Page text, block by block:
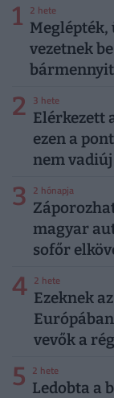
1 2 hete
vezetnek
2 3 hete
Elérkezett
ezen a
nem
3 2 hónapja
magyar
sofőr
4 2 hete
Ezeknek
vevők a
5 2 hete
Ledobta a